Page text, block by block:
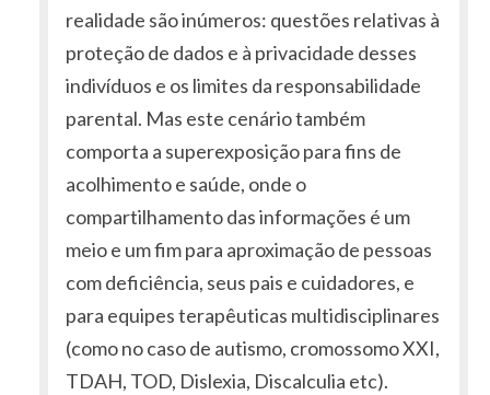
realidade são inúmeros: questões relativas à
proteção de dados e à privacidade desses
indivíduos e os limites da responsabilidade
parental. Mas este cenário também
comporta a superexposição para fins de
acolhimento e saúde, onde o
compartilhamento das informações é um
meio e um fim para aproximação de pessoas
com deficiência, seus pais e cuidadores, e
para equipes terapêuticas multidisciplinares
(como no caso de autismo, cromossomo XXI,
TDAH, TOD, Dislexia, Discalculia etc).